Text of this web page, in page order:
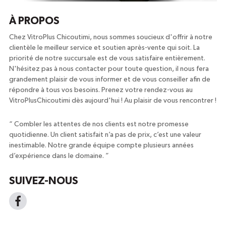
À PROPOS
Chez VitroPlus Chicoutimi, nous sommes soucieux d'offrir à notre
clientèle le meilleur service et soutien après-vente qui soit. La
priorité de notre succursale est de vous satisfaire entièrement.
N'hésitez pas à nous contacter pour toute question, il nous fera
grandement plaisir de vous informer et de vous conseiller afin de
répondre à tous vos besoins. Prenez votre rendez-vous au
VitroPlusChicoutimi dès aujourd'hui ! Au plaisir de vous rencontrer !
“ Combler les attentes de nos clients est notre promesse
quotidienne. Un client satisfait n’a pas de prix, c’est une valeur
inestimable. Notre grande équipe compte plusieurs années
d’expérience dans le domaine. ”
SUIVEZ-NOUS